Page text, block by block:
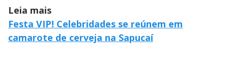
Leia mais
Festa VIP! Celebridades se reúnem em
camarote de cerveja na Sapucaí